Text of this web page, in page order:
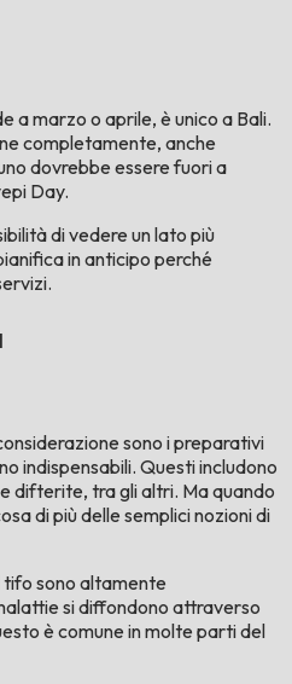
a marzo o aprile, è unico a Bali.
completamente, anche
dovrebbe essere fuori a
Day.
di vedere un lato più
in anticipo perché
sono i preparativi
indispensabili. Questi includono
difterite, tra gli altri. Ma quando
di più delle semplici nozioni di
tifo sono altamente
si diffondono attraverso
è comune in molte parti del